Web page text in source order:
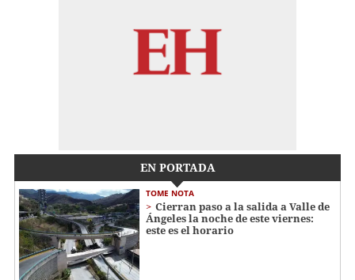
EN PORTADA
TOME NOTA
Cierran paso a la salida a Valle de
Ángeles la noche de este viernes:
este es el horario